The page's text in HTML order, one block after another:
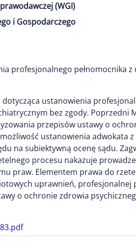
(WGI)
i Gospodarczego
profesjonalnego pełnomocnika
ustanowienia
bez zgody. Poprzedni
przepisów ustawy o
ustanowienia adwokata
na subiektywną ocenę sądu.
procesu nakazuje
praw. Elementem prawa do
uprawnień, profesjonalnej
o ochronie zdrowia